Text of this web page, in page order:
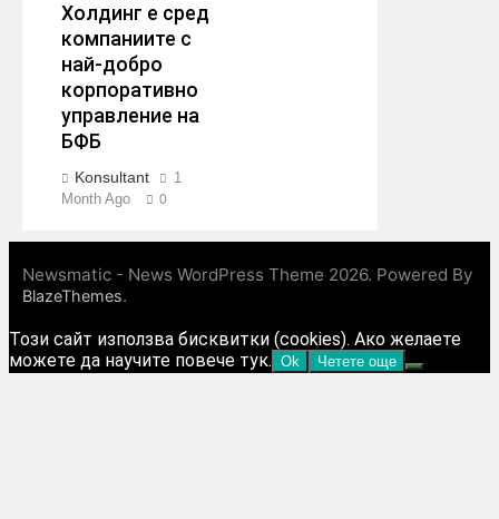
Холдинг е сред
компаниите с
най-добро
корпоративно
управление на
БФБ
Konsultant
1
Month Ago
0
Newsmatic - News WordPress Theme 2026. Powered By
BlazeThemes.
Този сайт използва бисквитки (cookies). Ако желаете
можете да научите повече тук. Ok Четете още